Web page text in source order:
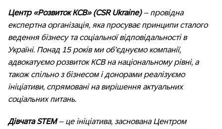
Центр «Розвиток КСВ» (CSR Ukraine)– провідна
експертна організація, яка просуває принципи сталого
ведення бізнесу та соціальної відповідальності в
Україні. Понад 15 років ми об’єднуємо компанії,
адвокатуємо розвиток КСВ на національному рівні, а
також спільно з бізнесом і донорами реалізуємо
ініціативи, спрямовані на вирішення актуальних
соціальних питань.
Дівчата STEM– це ініціатива, заснована Центром